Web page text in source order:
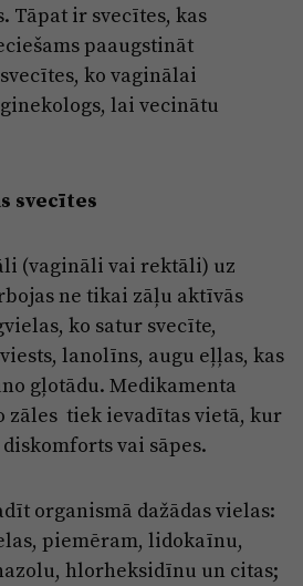
Tāpat ir svecītes, kas
paaugstināt
ko vaginālai
lai vecinātu
svecītes
(vagināli vai rektāli) uz
ne tikai zāļu aktīvās
ko satur svecīte,
lanolīns, augu eļļas, kas
gļotādu. Medikamenta
zāles tiek ievadītas vietā, kur
vai sāpes.
organismā dažādas vielas:
piemēram, lidokaīnu,
hlorheksidīnu un citas;